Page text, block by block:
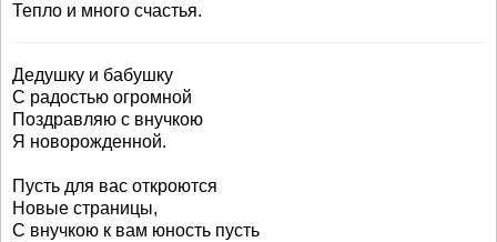
Тепло и много счастья.
Дедушку и бабушку
С радостью огромной
Поздравляю с внучкою
Я новорожденной.
Пусть для вас откроются
Новые страницы,
С внучкою к вам юность пусть